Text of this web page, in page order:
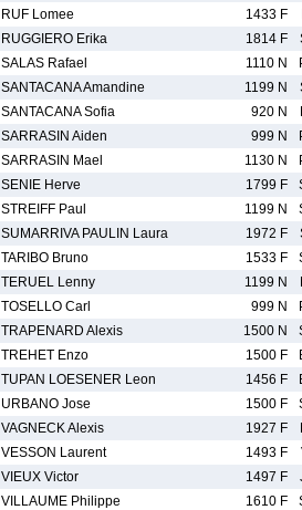
RUF Lomee 1433 F
RUGGIERO Erika 1814 F
SALAS Rafael 1110 N
SANTACANA Amandine 1199 N
SANTACANA Sofia 920 N
SARRASIN Aiden 999 N
SARRASIN Mael 1130 N
SENIE Herve 1799 F
STREIFF Paul 1199 N
SUMARRIVA PAULIN Laura 1972 F
TARIBO Bruno 1533 F
TERUEL Lenny 1199 N
TOSELLO Carl 999 N
TRAPENARD Alexis 1500 N
TREHET Enzo 1500 F
TUPAN LOESENER Leon 1456 F
URBANO Jose 1500 F
VAGNECK Alexis 1927 F
VESSON Laurent 1493 F
VIEUX Victor 1497 F
VILLAUME Philippe 1610 F